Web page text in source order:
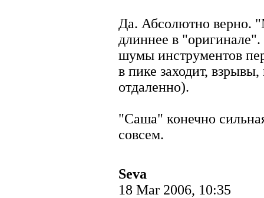
Да. Абсолютно верно.
длиннее в
шумы инструментов
в пике заходит,
отдаленно).
"Саша" конечно
совсем.
Seva
18 Mar 2006, 10:35